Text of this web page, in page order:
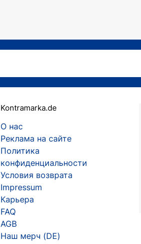
Kontramarka.de
О нас
Реклама на сайте
Политика
конфиденциальности
Условия возврата
Impressum
Карьера
FAQ
AGB
Наш мерч (DE)